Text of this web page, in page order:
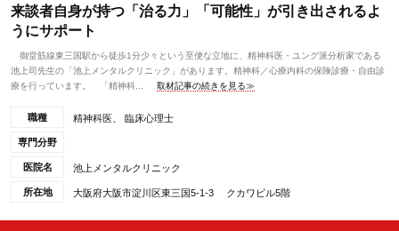
来談者自身が持つ「治る力」「可能性」が引き出されるよ
うにサポート
御堂筋線東三国駅から徒歩1分少々という至便な立地に、精神科医・ユング派分析家である
池上司先生の「池上メンタルクリニック」があります。精神科／心療内科の保険診療・自由診
療を行っています。 「精神科...
取材記事の続きを見る≫
職種 精神科医、 臨床心理士
専門分野
医院名 池上メンタルクリニック
所在地 大阪府大阪市淀川区東三国5-1-3 クカワビル5階